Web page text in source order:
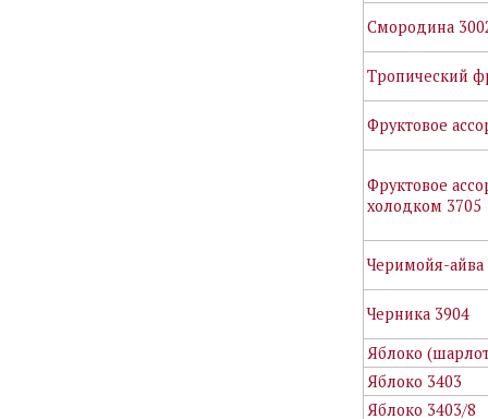
Смородина
Тропический
Фруктовое
Фруктовое
холодком 3705
Черимойя-айва
Черника 3904
Яблоко
Яблоко 3403
Яблоко 3403/8